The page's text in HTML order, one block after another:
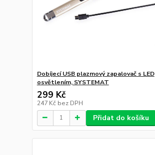
Dobíjecí USB plazmový zapalovač s LED
osvětlením, SYSTEMAT
299 Kč
247 Kč bez DPH
Přidat do košíku